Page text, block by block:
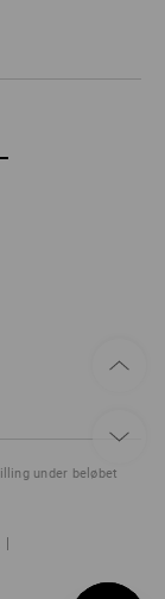
under beløbet